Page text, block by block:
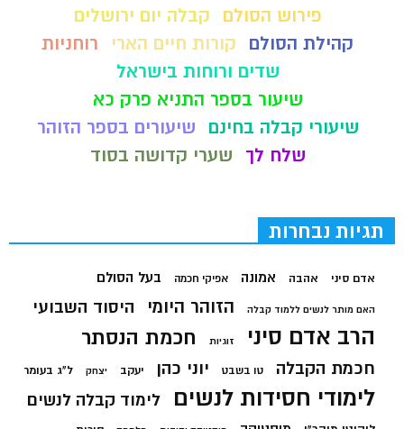
פירוש הסולם
קבלה יום ירושלים
קהילת הסולם
קורות חיים הארי
רוחניות
שדים ורוחות בישראל
שיעור בספר התניא פרק כא
שיעורי קבלה בחינם
שיעורים בספר הזוהר
שלח לך
שערי קדושה בסוד
תגיות נבחרות
אדם סיני אהבה אמונה אפיקי חכמה בעל הסולם
האם מותר לנשים ללמוד קבלה הזוהר היומי היסוד השבועי
הרב אדם סיני זוגיות חכמת הנסתר
חכמת הקבלה טו בשבט יוני כהן יעקב יצחק ל"ג בעומר
לימודי חסידות לנשים לימוד קבלה לנשים